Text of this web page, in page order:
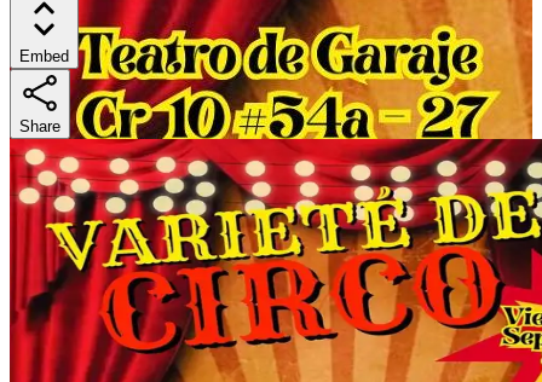
Embed
Share